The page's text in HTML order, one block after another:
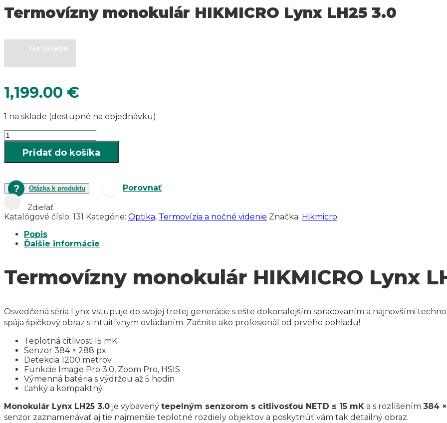
Termovízny monokulár HIKMICRO Lynx LH25 3.0
Na sklade
1,199.00 €
1 na sklade (dostupné na objednávku)
množstvo
Termovízny
monokulár
HIKMICRO
LH25
3.0
Pridať do košíka
Otázka k produktu Porovnať
Zdieľať
Katalógové číslo: 131 Kategórie: Optika, Termovízia a nočné videnie Značka: Hikmicro
Popis
Ďalšie informácie
Termovízny monokulár HIKMICRO Lynx
Osvedčená séria Lynx vstupuje do svojej tretej generácie s ešte dokonalejším spracovaním a najnovšími
spája špičkový obraz s intuitívnym ovládaním. Začnite ako profesionál od prvého pohľadu!
Teplotná citlivosť 15 mK
Senzor 384 × 288 px
Detekcia 1200 metrov
Funkcie Image Pro 3.0, Zoom Pro, HSIS
Výmenná batéria s výdržou až 5 hodin
Ľahký a kompaktný
Monokulár Lynx LH25 3.0 je vybavený tepelným senzorom s citlivosťou NETD ≤ 15 mK a s rozlíšením 384
senzor zaznamenávať aj tie najmenšie teplotné rozdiely objektov a poskytnúť vám tak detailný obraz.